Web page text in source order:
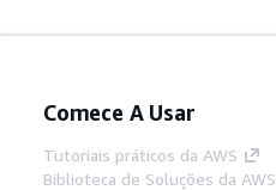
Comece A Usar
Tutoriais práticos da AWS
Biblioteca de Soluções da AWS